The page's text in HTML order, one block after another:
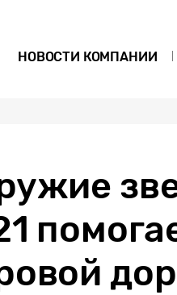
НОВОСТИ КОМПАНИИ